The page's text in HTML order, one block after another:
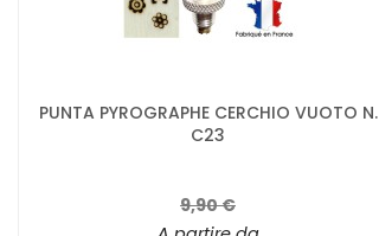
PUNTA PYROGRAPHE CERCHIO VUOTO N.
C23
9,90 €